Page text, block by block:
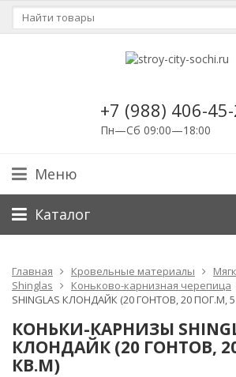
+7 (988) 406-
Пн—Сб 09:00—18:00
Меню
Каталог
Главная Кровельные материалы
Shinglas
Коньково-карнизная черепица
SHINGLAS КЛОНДАЙК (20 ГОНТОВ, 20 ПОГ.М,
КОНЬКИ-КАРНИЗЫ
КЛОНДАЙК (20 ГОНТОВ,
КВ.М)